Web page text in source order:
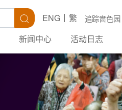
搜寻 追踪啬色园
ENG
繁
新闻中心 活动日志